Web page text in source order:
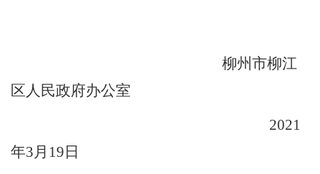
柳州市柳江
区人民政府办公室
2021
年3月 19 日